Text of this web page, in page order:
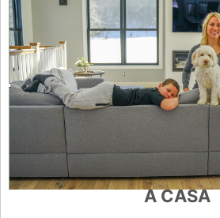
A CASA